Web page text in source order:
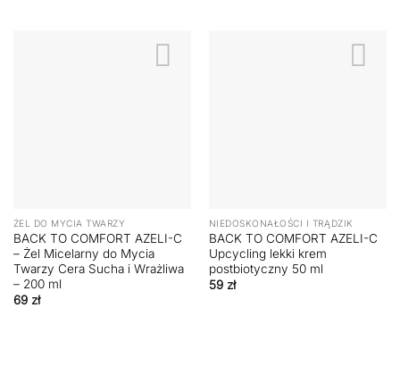
ŻEL DO MYCIA TWARZY
BACK TO COMFORT AZELI-C
– Żel Micelarny do Mycia
Twarzy Cera Sucha i Wrażliwa
– 200 ml
69 zł
NIEDOSKONAŁOŚCI I TRĄDZIK
BACK TO COMFORT AZELI-C
Upcycling lekki krem
postbiotyczny 50 ml
59 zł